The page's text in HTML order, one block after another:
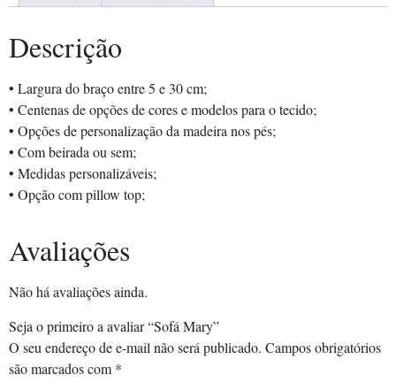
Descrição
• Largura do braço entre 5 e 30 cm;
• Centenas de opções de cores e modelos para o tecido;
• Opções de personalização da madeira nos pés;
• Com beirada ou sem;
• Medidas personalizáveis;
• Opção com pillow top;
Avaliações
Não há avaliações ainda.
Seja o primeiro a avaliar “Sofá Mary”
O seu endereço de e-mail não será publicado. Campos obrigatórios
são marcados com *